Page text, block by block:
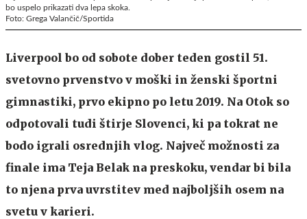
bo uspelo prikazati dva lepa skoka.
Foto: Grega Valančič/Sportida
Liverpool bo od sobote dober teden gostil 51.
svetovno prvenstvo v moški in ženski športni
gimnastiki, prvo ekipno po letu 2019. Na Otok so
odpotovali tudi štirje Slovenci, ki pa tokrat ne
bodo igrali osrednjih vlog. Največ možnosti za
finale ima Teja Belak na preskoku, vendar bi bila
to njena prva uvrstitev med najboljših osem na
svetu v karieri.